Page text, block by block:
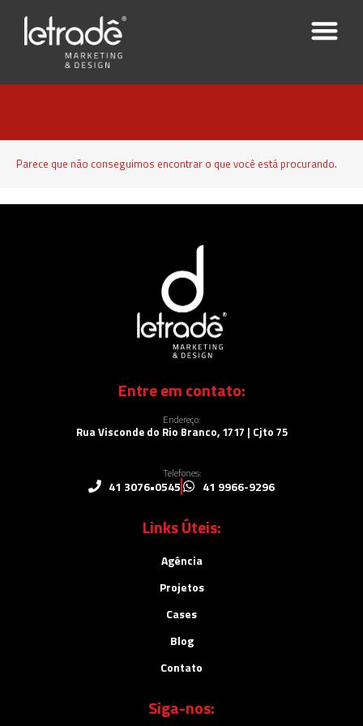
Parece que não conseguimos encontrar o que você está procurando.
Entre em contato:
Endereço:
Rua Visconde do Rio Branco, 1717 | Cjto 75
Telefones:
41 3076•0545 41 9966-9296
Links Úteis:
Agência
Projetos
Cases
Blog
Contato
Siga-nos: